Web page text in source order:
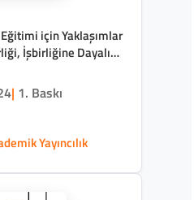
için Yaklaşımlar
İşbirliğine Dayalı
| 1. Baskı
Yayıncılık